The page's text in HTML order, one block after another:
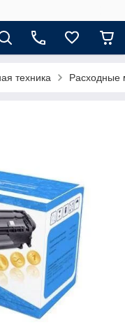
техника Расходные